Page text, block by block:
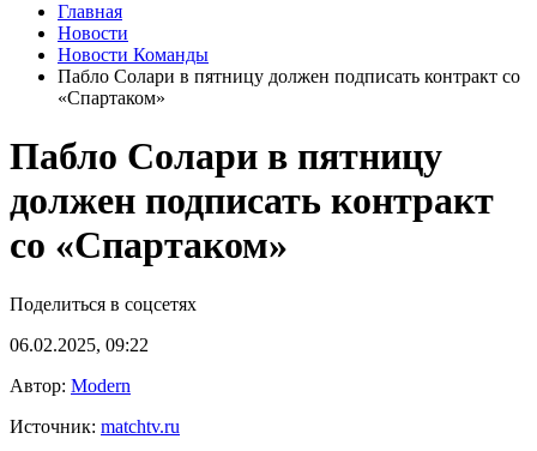
Главная
Новости
Новости Команды
Пабло Солари в пятницу должен подписать контракт со
«Спартаком»
Пабло Солари в пятницу
должен подписать контракт
со «Спартаком»
Поделиться в соцсетях
06.02.2025, 09:22
Автор: Modern
Источник: matchtv.ru